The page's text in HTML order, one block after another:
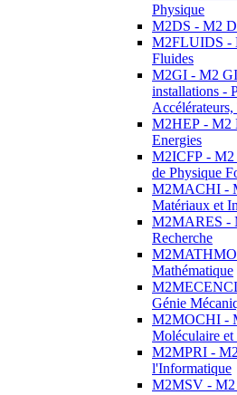
Physique
M2DS - M2
M2FLUIDS -
Fluides
M2GI - M2
installations -
M2HEP - M2
Energies
M2ICFP - M2
de Physique
M2MACHI -
Matériaux et
M2MARES -
Recherche
Mathématique
Génie
M2MOCHI -
Moléculaire et
M2MPRI -
l'Informatique
M2MSV - M2